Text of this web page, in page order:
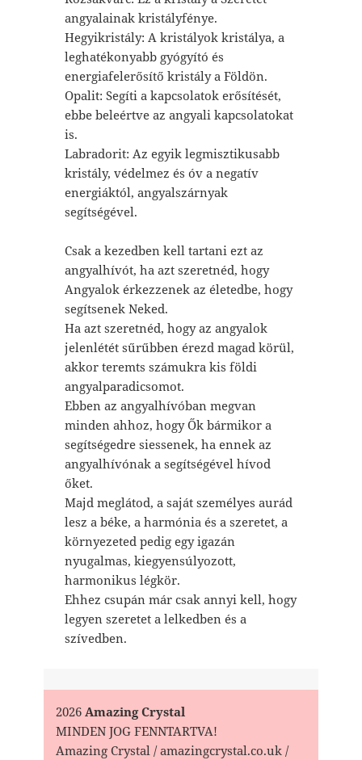
angyalainak kristályfénye.
Hegyikristály: A kristályok kristálya, a
leghatékonyabb gyógyító és
energiafelerősítő kristály a Földön.
Opalit: Segíti a kapcsolatok erősítését,
ebbe beleértve az angyali kapcsolatokat
is.
Labradorit: Az egyik legmisztikusabb
kristály, védelmez és óv a negatív
energiáktól, angyalszárnyak
segítségével.
Csak a kezedben kell tartani ezt az
angyalhívót, ha azt szeretnéd, hogy
Angyalok érkezzenek az életedbe, hogy
segítsenek Neked.
Ha azt szeretnéd, hogy az angyalok
jelenlétét sűrűbben érezd magad körül,
akkor teremts számukra kis földi
angyalparadicsomot.
Ebben az angyalhívóban megvan
minden ahhoz, hogy Ők bármikor a
segítségedre siessenek, ha ennek az
angyalhívónak a segítségével hívod
őket.
Majd meglátod, a saját személyes aurád
lesz a béke, a harmónia és a szeretet, a
környezeted pedig egy igazán
nyugalmas, kiegyensúlyozott,
harmonikus légkör.
Ehhez csupán már csak annyi kell, hogy
legyen szeretet a lelkedben és a
szívedben.
2026Amazing Crystal
MINDEN JOG FENNTARTVA!
Amazing Crystal / amazingcrystal.co.uk /